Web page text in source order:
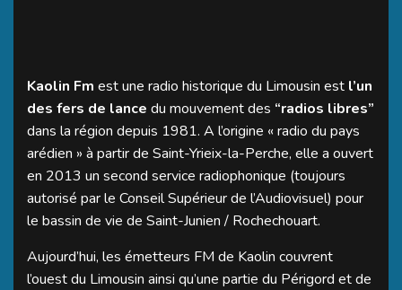
Kaolin Fm est une radio historique du Limousin est l’un
des fers de lance du mouvement des “radios libres”
dans la région depuis 1981. A l’origine « radio du pays
arédien » à partir de Saint-Yrieix-la-Perche, elle a ouvert
en 2013 un second service radiophonique (toujours
autorisé par le Conseil Supérieur de l’Audiovisuel) pour
le bassin de vie de Saint-Junien / Rochechouart.
Aujourd’hui, les émetteurs FM de Kaolin couvrent
l’ouest du Limousin ainsi qu’une partie du Périgord et de